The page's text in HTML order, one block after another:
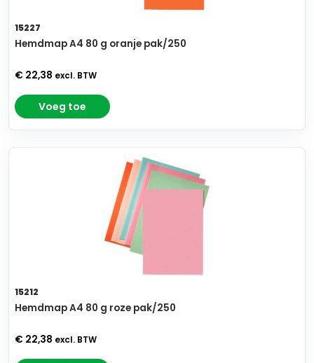
15227
Hemdmap A4 80 g oranje pak/250
€ 22,38 excl. BTW
Voeg toe
15212
Hemdmap A4 80 g roze pak/250
€ 22,38 excl. BTW